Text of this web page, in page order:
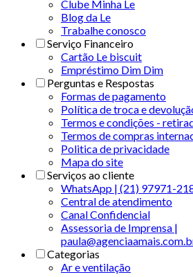
Clube Minha Le
Blog da Le
Trabalhe conosco
Serviço Financeiro
Cartão Le biscuit
Empréstimo Dim Dim
Perguntas e Respostas
Formas de pagamento
Política de troca e
Termos e condições -
Termos de compras
Politica de privacidade
Mapa do site
Serviços ao cliente
WhatsApp | (21) 97971-
Central de atendimento
Canal Confidencial
Assessoria de Imprensa |
Categorias
Ar e ventilação